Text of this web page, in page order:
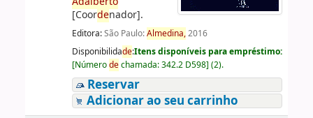
[Coordenador].
Editora:São Paulo:Almedina,2016
Disponibilidade:Itens disponíveis para empréstimo:
[Númerodechamada:342.2 D598] (2).
Reservar
Adicionar ao seu carrinho